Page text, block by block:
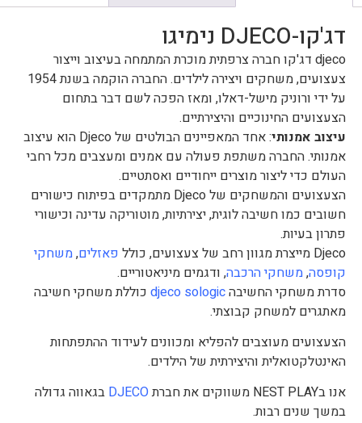
דג'קו-DJECO נימיגו
djeco דג'קו חברה צרפתית מוכרת המתמחה בעיצוב וייצור
צעצועים, משחקים ויצירה לילדים. החברה הוקמה בשנת 1954
על ידי ורוניק מישל-דאלו, ומאז הפכה לשם דבר בתחום
הצעצועים החינוכיים והיצירתיים.
עיצוב אמנותי
: אחד המאפיינים הבולטים של Djeco הוא עיצוב
אמנותי. החברה משתפת פעולה עם אמנים ומעצבים מכל רחבי
העולם כדי ליצור מוצרים ייחודיים ואסתטיים.
הצעצועים והמשחקים של Djeco מתמקדים בפיתוח כישורים
חשובים כמו חשיבה לוגית, יצירתיות, מוטוריקה עדינה וכישורי
פתרון בעיות.
Djeco מייצרת מגוון רחב של צעצועים, כולל
פאזלים,משחקי
קופסה,משחקי הרכבה, ודגמים מיניאטוריים.
סדרת משחקי החשיבהdjeco sologic כוללת משחקי חשיבה
מאתגרים למשחק קבוצתי.
הצעצועים מעוצבים להפליא ומכוונים לעידוד ההתפתחות
האינטלקטואלית והיצירתית של הילדים.
אנו בNEST PLAY משווקים את חברת
DJECO בגאווה גדולה
במשך שנים רבות.